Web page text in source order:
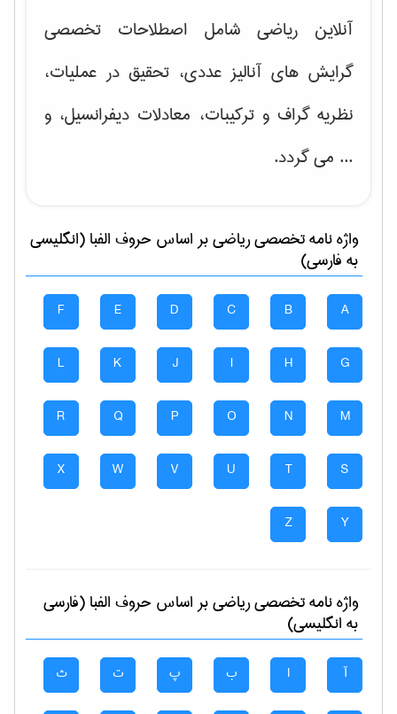
آنلاین ریاضی شامل اصطلاحات تخصصی
گرایش های آنالیز عددی، تحقیق در عملیات،
نظریه گراف و تركیبات، معادلات دیفرانسیل، و
... می گردد.
واژه نامه تخصصیرياضیبر اساس حروف الفبا (انگلیسی
به فارسی)
A
B
C
D
E
F
G
H
I
J
K
L
M
N
O
P
Q
R
S
T
U
V
W
X
Y
Z
واژه نامه تخصصیرياضیبر اساس حروف الفبا (فارسی
به انگلیسی)
آ ا ب پ ت ث